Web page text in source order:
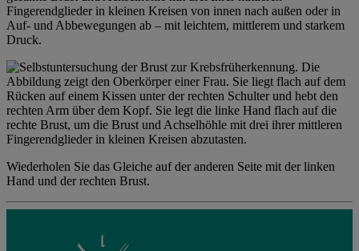
Fingerendglieder in kleinen Kreisen von innen nach außen oder in
Auf- und Abbewegungen ab – mit leichtem, mittlerem und starkem
Druck.
Wiederholen Sie das Gleiche auf der anderen Seite mit der linken
Hand und der rechten Brust.